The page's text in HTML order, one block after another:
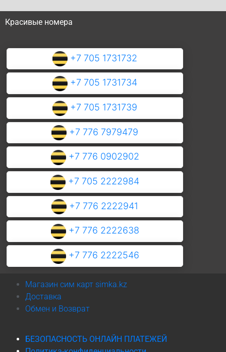
Красивые номера
+7 705 1731732
+7 705 1731734
+7 705 1731739
+7 776 7979479
+7 776 0902902
+7 705 2222984
+7 776 2222941
+7 776 2222638
+7 776 2222546
Магазин сим карт simka.kz
Доставка
Обмен и Возврат
БЕЗОПАСНОСТЬ ОНЛАЙН ПЛАТЕЖЕЙ